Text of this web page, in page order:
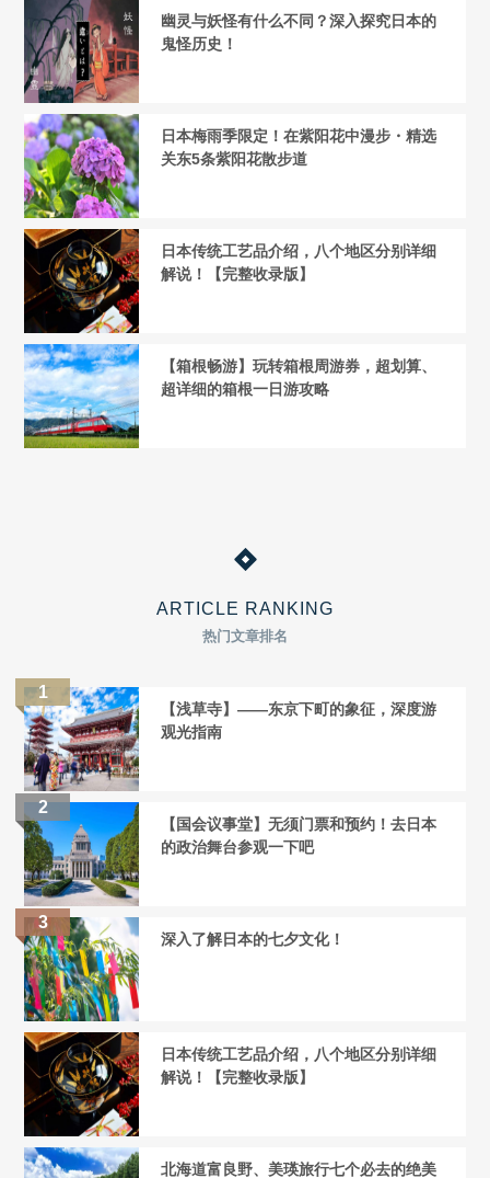
幽灵与妖怪有什么不同？深入探究日本的
鬼怪历史！
日本梅雨季限定！在紫阳花中漫步・精选
关东5条紫阳花散步道
日本传统工艺品介绍，八个地区分别详细
解说！【完整收录版】
【箱根畅游】玩转箱根周游券，超划算、
超详细的箱根一日游攻略
ARTICLE RANKING
热门文章排名
【浅草寺】——东京下町的象征，深度游
观光指南
【国会议事堂】无须门票和预约！去日本
的政治舞台参观一下吧
深入了解日本的七夕文化！
日本传统工艺品介绍，八个地区分别详细
解说！【完整收录版】
北海道富良野、美瑛旅行七个必去的绝美